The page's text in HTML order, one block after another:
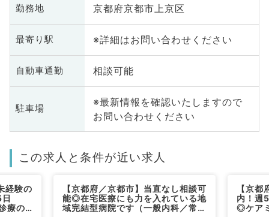
勤務地 京都府京都市上京区
最寄り駅 ※詳細はお問い合わせください
自動車通勤 相談可能
駐車場
※最新情報を確認いたしますので
お問い合わせください
この求人と条件が近い求人
経験の
療の
【京都府／京都市】当直なし相談可
能◎在宅医療にも力を入れている地
域完結型病院です（一般内科／常
【京
内！週
◎ケア